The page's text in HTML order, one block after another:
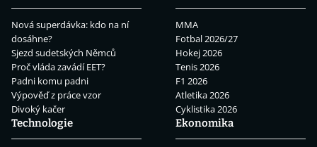
Nová superdávka: kdo na ní
dosáhne?
Sjezd sudetských Němců
Proč vláda zavádí EET?
Padni komu padni
Výpověď z práce vzor
Divoký kačer
MMA
Fotbal 2026/27
Hokej 2026
Tenis 2026
F1 2026
Atletika 2026
Cyklistika 2026
Technologie
Ekonomika